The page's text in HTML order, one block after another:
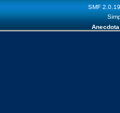
SMF 2.0.19
Anecdota